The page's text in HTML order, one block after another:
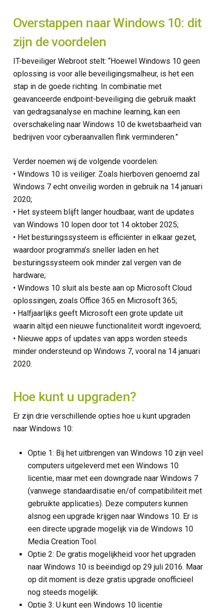
Overstappen naar Windows 10: dit
zijn de voordelen
IT-beveiliger Webroot stelt: “Hoewel Windows 10 geen
oplossing is voor alle beveiligingsmalheur, is het een
stap in de goede richting. In combinatie met
geavanceerde endpoint-beveiliging die gebruik maakt
van gedragsanalyse en machine learning, kan een
overschakeling naar Windows 10 de kwetsbaarheid van
bedrijven voor cyberaanvallen flink verminderen.”
Verder noemen wij de volgende voordelen:
• Windows 10 is veiliger. Zoals hierboven genoemd zal
Windows 7 echt onveilig worden in gebruik na 14 januari
2020;
• Het systeem blijft langer houdbaar, want de updates
van Windows 10 lopen door tot 14 oktober 2025;
• Het besturingssysteem is efficiënter in elkaar gezet,
waardoor programma’s sneller laden en het
besturingssysteem ook minder zal vergen van de
hardware;
• Windows 10 sluit als beste aan op Microsoft Cloud
oplossingen, zoals Office 365 en Microsoft 365;
• Halfjaarlijks geeft Microsoft een grote update uit
waarin altijd een nieuwe functionaliteit wordt ingevoerd;
• Nieuwe apps of updates van apps worden steeds
minder ondersteund op Windows 7, vooral na 14 januari
2020.
Hoe kunt u upgraden?
Er zijn drie verschillende opties hoe u kunt upgraden
naar Windows 10:
Optie 1: Bij het uitbrengen van Windows 10 zijn veel
computers uitgeleverd met een Windows 10
licentie, maar met een downgrade naar Windows 7
(vanwege standaardisatie en/of compatibiliteit met
gebruikte applicaties). Deze computers kunnen
alsnog een upgrade krijgen naar Windows 10. Er is
een directe upgrade mogelijk via de Windows 10
Media Creation Tool.
Optie 2: De gratis mogelijkheid voor het upgraden
naar Windows 10 is beëindigd op 29 juli 2016. Maar
op dit moment is deze gratis upgrade onofficieel
nog steeds mogelijk.
Optie 3: U kunt een Windows 10 licentie
netwerkinfrastructuur
en connectiviteit